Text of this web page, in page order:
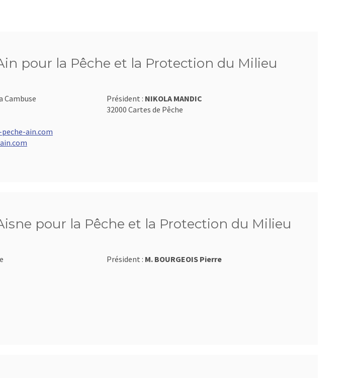
pour la Pêche et la Protection du Milieu
Cambuse
ain.com
Président : NIKOLA MANDIC
32000 Cartes de Pêche
pour la Pêche et la Protection du Milieu
Président : M. BOURGEOIS Pierre